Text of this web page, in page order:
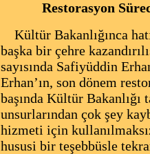
Restorasyon
Kültür Bakanlığınca
başka bir çehre
sayısında Safiyüddin
Erhan’ın, son dönem
başında Kültür
unsurlarından çok şey
hizmeti için
hususi bir teşebbüsle